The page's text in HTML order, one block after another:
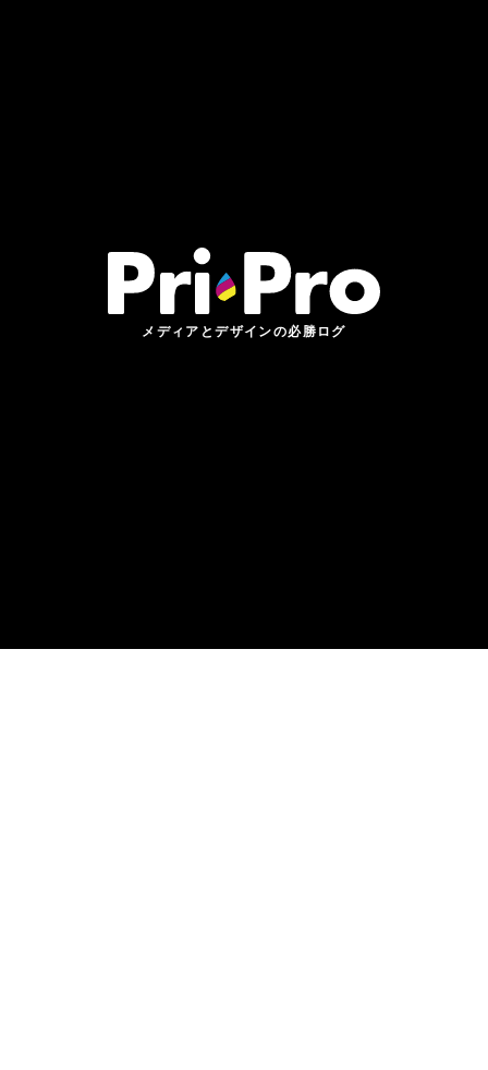
メディアとデザインの必勝ログ